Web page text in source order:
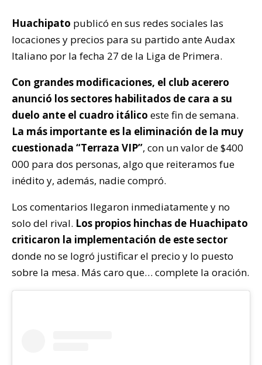
Huachipato publicó en sus redes sociales las
locaciones y precios para su partido ante Audax
Italiano por la fecha 27 de la Liga de Primera.
Con grandes modificaciones, el club acerero
anunció los sectores habilitados de cara a su
duelo ante el cuadro itálico este fin de semana.
La más importante es la eliminación de la muy
cuestionada “Terraza VIP”, con un valor de $400
000 para dos personas, algo que reiteramos fue
inédito y, además, nadie compró.
Los comentarios llegaron inmediatamente y no
solo del rival. Los propios hinchas de Huachipato
criticaron la implementación de este sector
donde no se logró justificar el precio y lo puesto
sobre la mesa. Más caro que… complete la oración.